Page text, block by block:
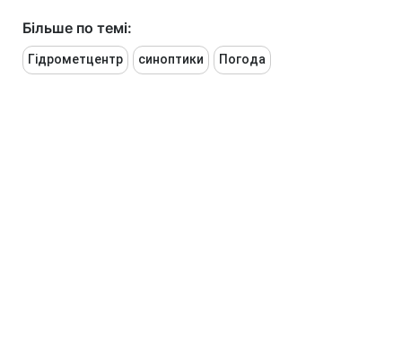
Більше по темі:
Гідрометцентр синоптики Погода